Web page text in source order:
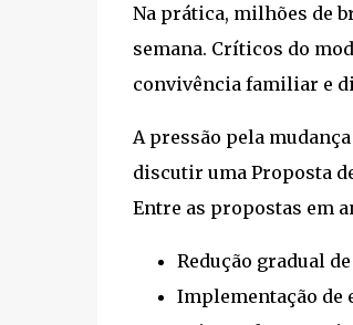
Na prática, milhões de
semana. Críticos do
convivência familiar e
A pressão pela
discutir uma Proposta
Entre as propostas em
Redução gradual
Implementação de